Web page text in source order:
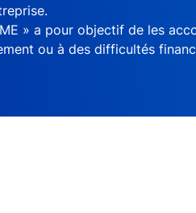
» a pour objectif de les
ou à des difficultés